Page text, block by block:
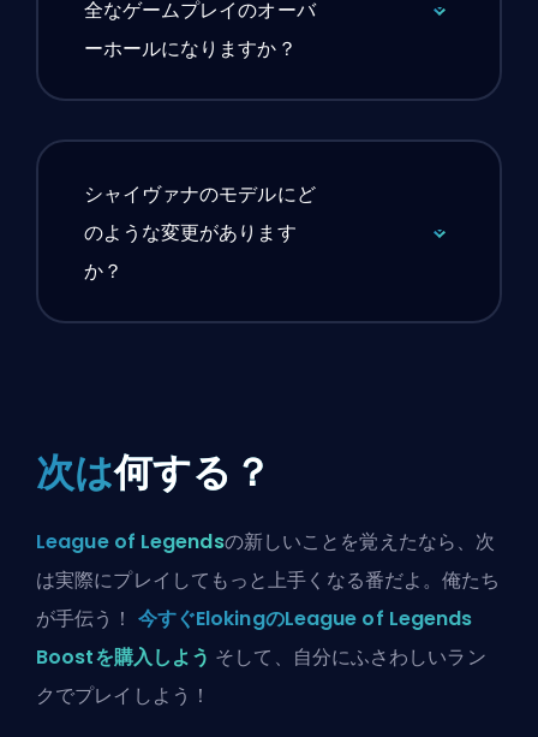
全なゲームプレイのオーバ
ーホールになりますか？
シャイヴァナのモデルにど
のような変更があります
か？
次は何する？
League of Legendsの新しいことを覚えたなら、次
は実際にプレイしてもっと上手くなる番だよ。俺たち
が手伝う！ 今すぐElokingのLeague of Legends
Boostを購入しよう そして、自分にふさわしいラン
クでプレイしよう！